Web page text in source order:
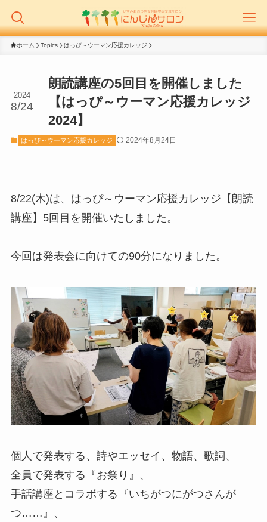
ホーム Topics はっぴ～ウーマン応援カレッジ
朗読講座の5回目を開催しました
【はっぴ～ウーマン応援カレッジ
2024】
2024
8/24
はっぴ～ウーマン応援カレッジ 2024年8月24日
8/22(木)は、はっぴ～ウーマン応援カレッジ【朗読
講座】5回目を開催いたしました。
今回は発表会に向けての90分になりました。
個人で発表する、詩やエッセイ、物語、歌詞、
全員で発表する『お祭り』、
手話講座とコラボする『いちがつにがつさんが
つ……』、